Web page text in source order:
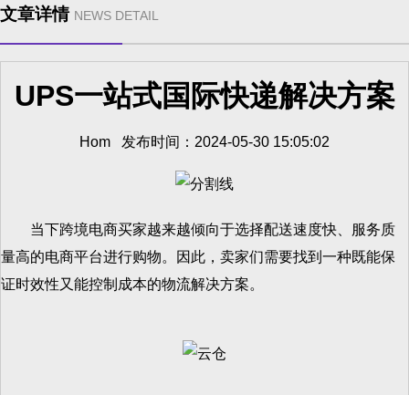
文章详情 NEWS DETAIL
UPS一站式国际快递解决方案
Hom 发布时间：2024-05-30 15:05:02
当下跨境电商买家越来越倾向于选择配送速度快、服务质
量高的电商平台进行购物。因此，卖家们需要找到一种既能保
证时效性又能控制成本的物流解决方案。